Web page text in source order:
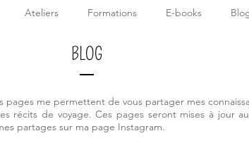
Ateliers Formations E-books
BLOG
pages me permettent de vous partager mes
récits de voyage. Ces pages seront mises à jour
partages sur ma page Instagram.